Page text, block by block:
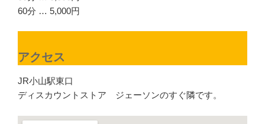
60分 … 5,000円
アクセス
JR小山駅東口
ディスカウントストア ジェーソンのすぐ隣です。